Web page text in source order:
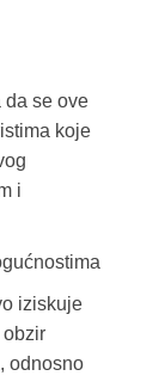
da se ove
koje
i
iziskuje
odnosno